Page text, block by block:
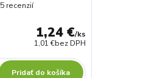
5 recenzií
1,24 €/ks
1,01 €bez DPH
Pridať do košíka